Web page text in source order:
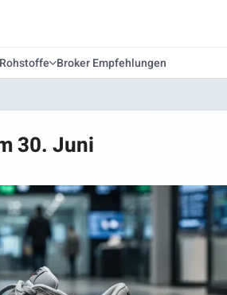
Rohstoffe Broker Empfehlungen
30. Juni